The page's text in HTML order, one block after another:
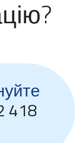
418